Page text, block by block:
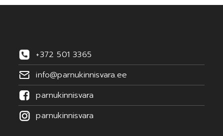
+372 501 3365
info@parnukinnisvara.ee
parnukinnisvara
parnukinnisvara